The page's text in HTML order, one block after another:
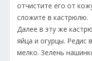
отчистите его от
сложите в кастрюлю.
Далее в эту же
яйца и огурцы. Редис
мелко. Зелень